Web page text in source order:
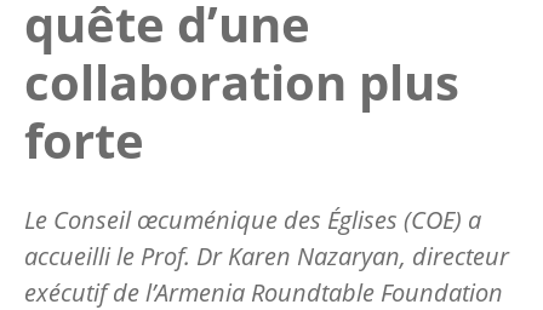
quête d’une
collaboration plus
forte
Le Conseil œcuménique des Églises (COE) a
accueilli le Prof. Dr Karen Nazaryan, directeur
exécutif de l’Armenia Roundtable Foundation